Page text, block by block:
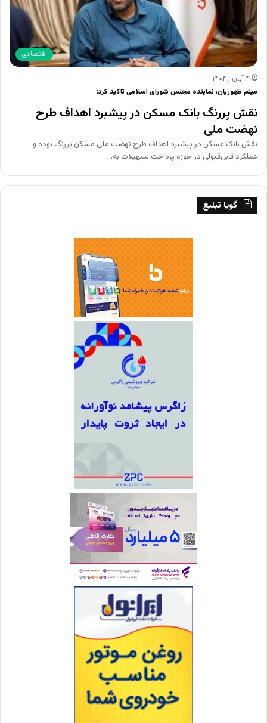
اقتصادی
۴ آبان , ۱۴۰۴
میثم ظهوریان، نماینده مجلس شورای اسلامی تاکید کرد:
نقش پررنگ بانک مسکن در پیشبرد اهداف طرح
نهضت ملی
نقش بانک مسکن در پیشبرد اهداف طرح نهضت ملی مسکن پررنگ بوده و
عملکرد قابل‌قبولی در حوزه پرداخت تسهیلات به…
گویا تبلیغ